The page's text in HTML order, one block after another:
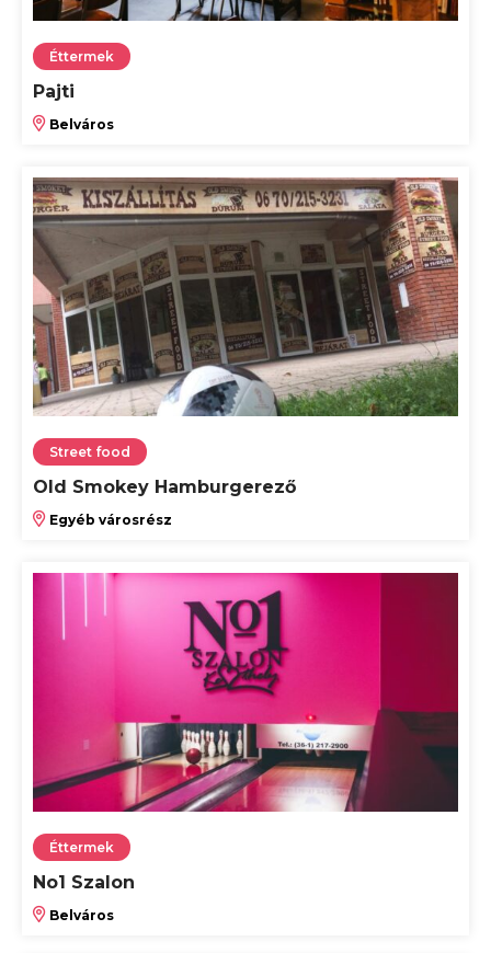
Éttermek
Pajti
Belváros
Street food
Old Smokey Hamburgerező
Egyéb városrész
Éttermek
No1 Szalon
Belváros